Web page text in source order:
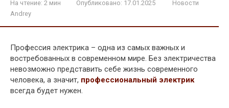
На чтение: 2 мин Опубликовано: 17.01.2025
Новости
Andrey
Профессия электрика – одна из самых важных и
востребованных в современном мире. Без электричества
невозможно представить себе жизнь современного
человека, а значит, профессиональный электрик
всегда будет нужен.